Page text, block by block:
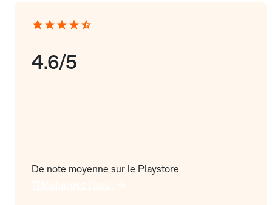
4.6/5
De note moyenne sur le Playstore